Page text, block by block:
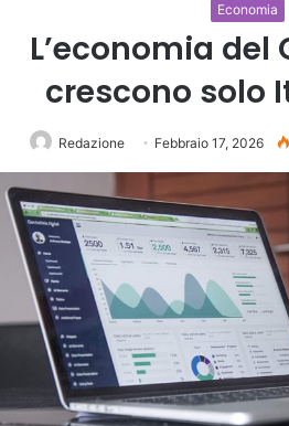
Economia
L’economia del
crescono solo
Redazione Febbraio 17, 2026